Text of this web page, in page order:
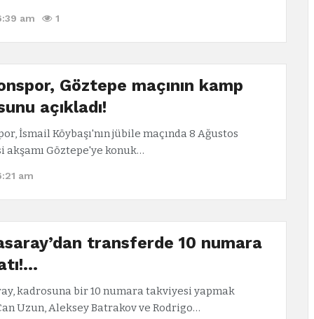
am 1
Göztepe maçının kamp
açıkladı!
İsmail Köybaşı'nın jübile maçında 8 Ağustos
akşamı Göztepe'ye konuk…
am
transferde 10 numara
kadrosuna bir 10 numara takviyesi yapmak
Uzun, Aleksey Batrakov ve Rodrigo…